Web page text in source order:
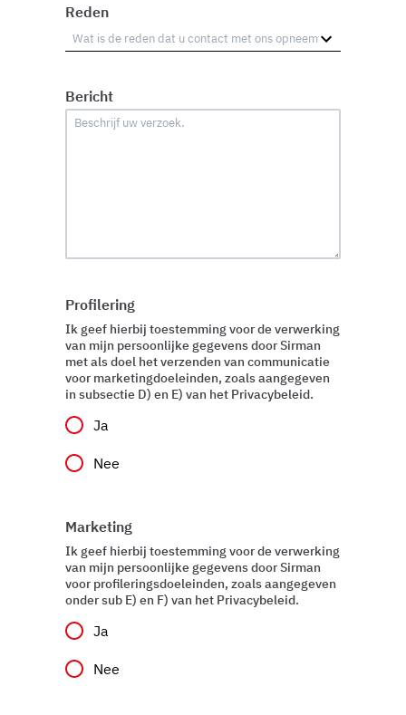
Reden
Bericht
Profilering
Ik geef hierbij toestemming voor de verwerking
van mijn persoonlijke gegevens door Sirman
met als doel het verzenden van communicatie
voor marketingdoeleinden, zoals aangegeven
in subsectie D) en E) van het Privacybeleid.
Ja
Nee
Marketing
Ik geef hierbij toestemming voor de verwerking
van mijn persoonlijke gegevens door Sirman
voor profileringsdoeleinden, zoals aangegeven
onder sub E) en F) van het Privacybeleid.
Ja
Nee